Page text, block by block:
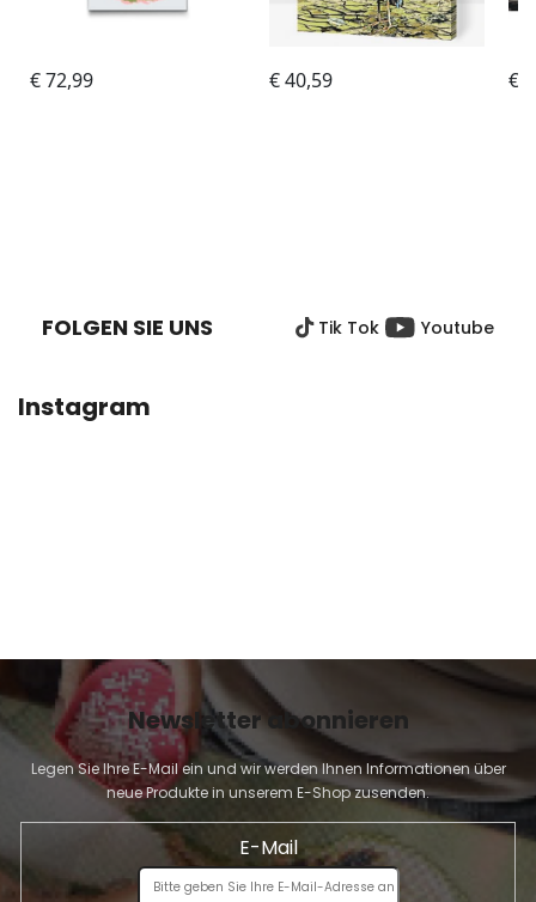
FOLGEN SIE UNS Tik Tok Youtube
Instagram
Newsletter abonnieren
Legen Sie Ihre E-Mail ein und wir werden Ihnen Informationen über
neue Produkte in unserem E-Shop zusenden.
E-Mail